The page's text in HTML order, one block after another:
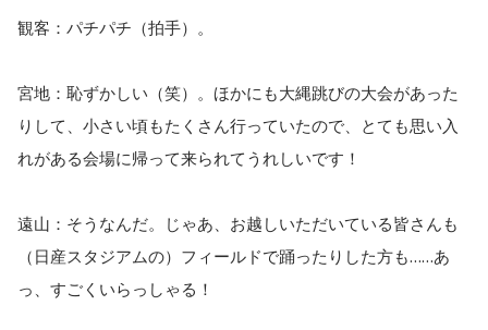
観客：パチパチ（拍手）。
宮地：恥ずかしい（笑）。ほかにも大縄跳びの大会があった
りして、小さい頃もたくさん行っていたので、とても思い入
れがある会場に帰って来られてうれしいです！
遠山：そうなんだ。じゃあ、お越しいただいている皆さんも
（日産スタジアムの）フィールドで踊ったりした方も……あ
っ、すごくいらっしゃる！